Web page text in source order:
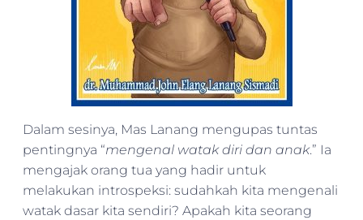
Dalam sesinya, Mas Lanang mengupas tuntas
pentingnya “mengenal watak diri dan anak.” Ia
mengajak orang tua yang hadir untuk
melakukan introspeksi: sudahkah kita mengenali
watak dasar kita sendiri? Apakah kita seorang